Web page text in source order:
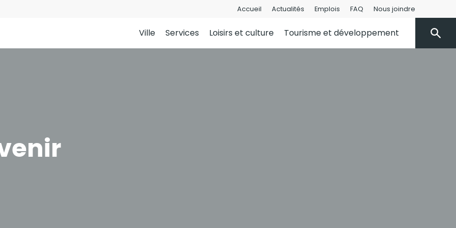
Accueil Actualités Emplois FAQ Nous joindre
Ville Services Loisirs et culture Tourisme et développement